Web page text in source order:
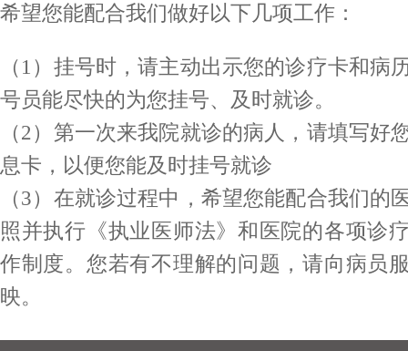
希望您能配合我们做好以下几项工作：
（1）挂号时，请主动出示您的诊疗卡和病
号员能尽快的为您挂号、及时就诊。
（2）第一次来我院就诊的病人，请填写好
息卡，以便您能及时挂号就诊
（3）在就诊过程中，希望您能配合我们的
照并执行《执业医师法》和医院的各项诊
作制度。您若有不理解的问题，请向病员
映。